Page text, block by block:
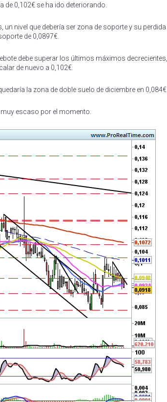
0,102€ se ha ido deteriorando.
nivel que debería ser zona de soporte y su perdida
de 0,0897€.
debe superar los últimos máximos decrecientes,
de nuevo a 0,102€.
la zona de doble suelo de diciembre en 0,084€
escaso por el momento.